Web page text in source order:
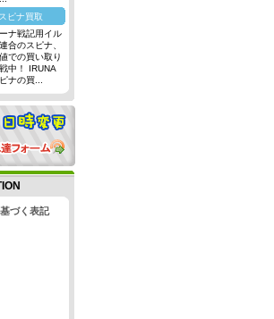
ピナ買取
ナ戦記用イル
合のスピナ、
での買い取り
中！ IRUNA
ナの買...
づく表記